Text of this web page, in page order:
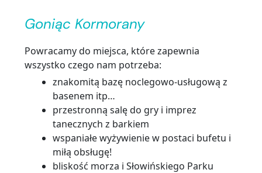
Goniąc Kormorany
Powracamy do miejsca, które zapewnia
wszystko czego nam potrzeba:
znakomitą bazę noclegowo-usługową z
basenem itp…
przestronną salę do gry i imprez
tanecznych z barkiem
wspaniałe wyżywienie w postaci bufetu i
miłą obsługę!
bliskość morza i Słowińskiego Parku